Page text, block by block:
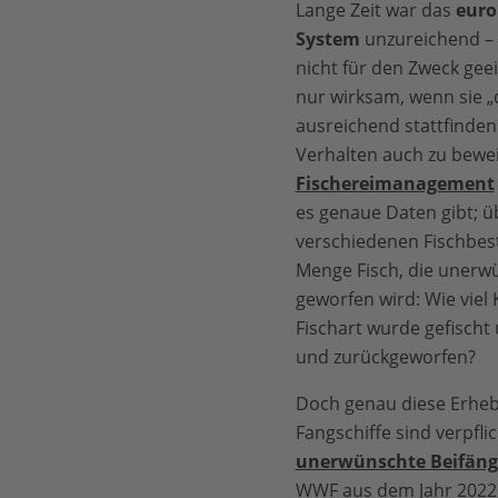
Lange Zeit war das
System unzureichend
nicht für den Zweck
nur wirksam, wenn sie
ausreichend
Verhalten auch zu
Fischereimanagement
es genaue Daten gibt;
verschiedenen
Menge Fisch, die
geworfen wird: Wie
Fischart wurde
und zurückgeworfen?
Doch genau diese
Fangschiffe sind
unerwünschte
WWF aus dem Jahr